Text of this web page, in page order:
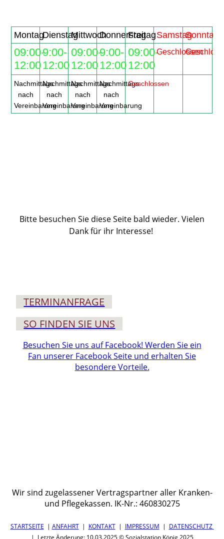
MontagDienstagMittwochDonnerstag
FreitagSamstagSonntag
09:00-
12:00
9:00-
12:00
09:00-
12:00
9:00-
12:00
09:00-
12:00
Geschlossen
Nachmittags
nach
Vereinbarung
Nachmittags
nach
Vereinbarung
Nachmittags
nach
Vereinbarung
Nachmittags
nach
Vereinbarung
Geschlossen
Bitte besuchen Sie diese Seite bald wieder. Vielen
Dank für ihr Interesse!
TERMIN­ANFRAGE
SO FINDEN SIE UNS
Besuchen Sie uns auf Facebook! Werden Sie ein
Fan unserer Facebook Seite und erhalten Sie
besondere Vorteile.
Wir sind zugelassener Vertragspartner aller Kranken-
und Pflegekassen. IK-Nr.: 460830275
STARTSEITE | ANFAHRT| KONTAKT| IMPRESSUM | DATENSCHUTZ
| Letzte Änderung: 10.03.2025 © Sozialstation König 2025